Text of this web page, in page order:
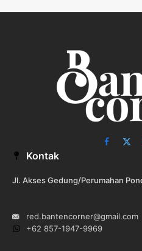
X
Kontak
Jl. Akses Gedung/Perumahan
red.bantencorner@gmail.com
+62 857-1947-9969